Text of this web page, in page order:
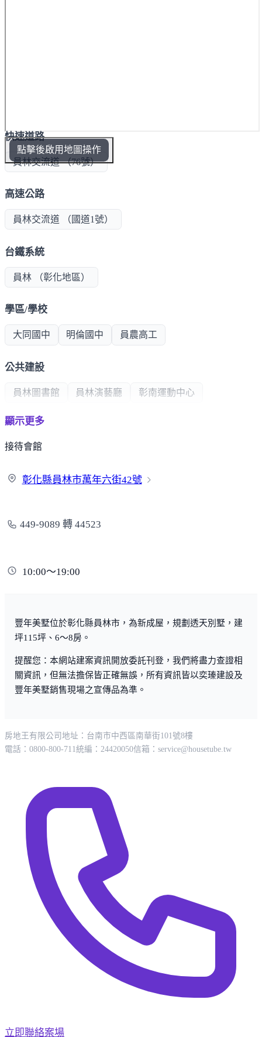
點擊後啟用地圖操作
快速道路
員林交流道 （76號）
高速公路
員林交流道 （國道1號）
台鐵系統
員林 （彰化地區）
學區/學校
大同國中 明倫國中 員農高工
公共建設
員林圖書館 員林演藝廳 彰南運動中心
超商/賣場
全聯
熱門商圈
員林基督教醫院
員林市公所 員林戶政所 員林消防局 員林分局
顯示更多
接待會館
彰化縣員林市萬年六街42號
449-9089 轉 44523
10:00～19:00
豐年美墅位於彰化縣員林市，為新成屋，規劃透天別墅，建
坪115坪、6～8房。
提醒您：本網站建案資訊開放委託刊登，我們將盡力查證相
關資訊，但無法擔保皆正確無誤，所有資訊皆以奕瑧建設及
豐年美墅銷售現場之宣傳品為準。
房地王有限公司 地址：台南市中西區南華街101號8樓
電話：0800-800-711統編：24420050信箱： service@housetube.tw
立即聯絡案場